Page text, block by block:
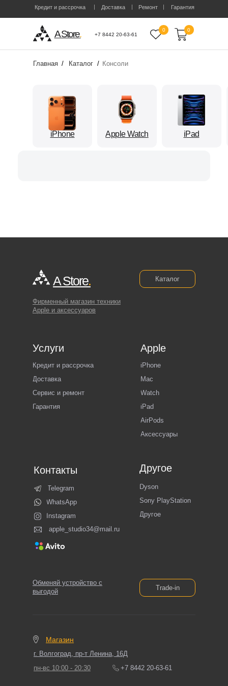
0
A Store. +7 8442 20-63-61
0
Гарантия
Ремонт
Доставка
Кредит и рассрочка
Главная / Каталог / Консоли
iPhone Apple Watch iPad
г. Волгоград, пр-т Ленина, 16Д
пн-вс 10:00 - 20:30
A Store.
Фирменный магазин техники
Apple и аксессуаров
iPhone
Watch
iPad
Mac
AirPods
Аксессуары
Dyson
Другое
Sony PlayStation
+7 8442 20-63-61
Trade-in
Telegram
WhatsApp
Гарантия
Сервис и ремонт
Доставка
Кредит и рассрочка
Услуги Apple
Другое
Магазин
Instagram
apple_studio34@mail.ru
Контакты
Обменяй устройство с
выгодой
Каталог